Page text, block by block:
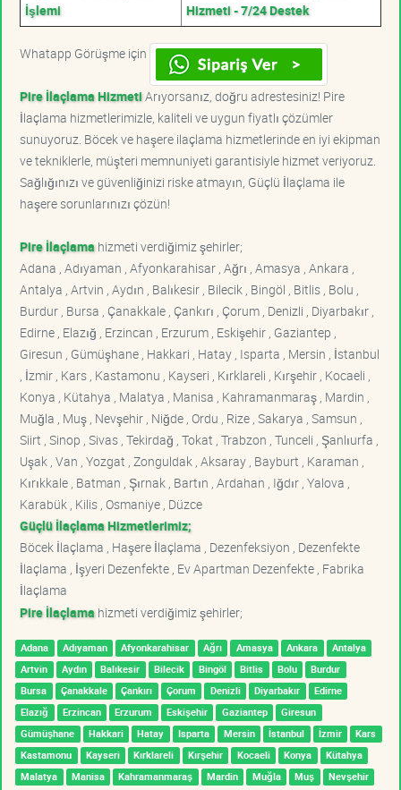
İşlemi
Hizmeti - 7/24 Destek
Whatapp Görüşme için
Pire İlaçlama HizmetiArıyorsanız, doğru adrestesiniz! Pire
İlaçlama hizmetlerimizle, kaliteli ve uygun fiyatlı çözümler
sunuyoruz. Böcek ve haşere ilaçlama hizmetlerinde en iyi ekipman
ve tekniklerle, müşteri memnuniyeti garantisiyle hizmet veriyoruz.
Sağlığınızı ve güvenliğinizi riske atmayın, Güçlü İlaçlama ile
haşere sorunlarınızı çözün!
Pire İlaçlama hizmeti verdiğimiz şehirler;
Adana , Adıyaman , Afyonkarahisar , Ağrı , Amasya , Ankara ,
Antalya , Artvin , Aydın , Balıkesir , Bilecik , Bingöl , Bitlis , Bolu ,
Burdur , Bursa , Çanakkale , Çankırı , Çorum , Denizli , Diyarbakır ,
Edirne , Elazığ , Erzincan , Erzurum , Eskişehir , Gaziantep ,
Giresun , Gümüşhane , Hakkari , Hatay , Isparta , Mersin , İstanbul
, İzmir , Kars , Kastamonu , Kayseri , Kırklareli , Kırşehir , Kocaeli ,
Konya , Kütahya , Malatya , Manisa , Kahramanmaraş , Mardin ,
Muğla , Muş , Nevşehir , Niğde , Ordu , Rize , Sakarya , Samsun ,
Siirt , Sinop , Sivas , Tekirdağ , Tokat , Trabzon , Tunceli , Şanlıurfa ,
Uşak , Van , Yozgat , Zonguldak , Aksaray , Bayburt , Karaman ,
Kırıkkale , Batman , Şırnak , Bartın , Ardahan , Iğdır , Yalova ,
Karabük , Kilis , Osmaniye , Düzce
Güçlü İlaçlama Hizmetlerimiz;
Böcek İlaçlama , Haşere İlaçlama , Dezenfeksiyon , Dezenfekte
İlaçlama , İşyeri Dezenfekte , Ev Apartman Dezenfekte , Fabrika
İlaçlama
Pire İlaçlama hizmeti verdiğimiz şehirler;
Adana Adıyaman Afyonkarahisar Ağrı Amasya Ankara
Antalya
Artvin
Aydın Balıkesir Bilecik Bingöl Bitlis Bolu
Burdur
Bursa
Çanakkale Çankırı Çorum Denizli Diyarbakır
Edirne
Elazığ
Erzincan Erzurum Eskişehir Gaziantep
Giresun
Gümüşhane
Hakkari Hatay Isparta Mersin İstanbul İzmir
Kars
Kastamonu
Kayseri Kırklareli Kırşehir Kocaeli Konya
Kütahya
Malatya
Manisa Kahramanmaraş Mardin Muğla Muş Nevşehir